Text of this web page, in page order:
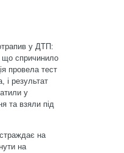
у ДТП:
що спричинило
провела тест
і результат
у
та взяли під
на
на